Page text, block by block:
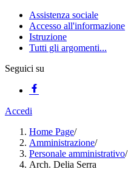
Assistenza sociale
Accesso all'informazione
Istruzione
Tutti gli argomenti...
Seguici su
Accedi
Home Page/
Amministrazione/
Personale amministrativo/
Arch. Delia Serra